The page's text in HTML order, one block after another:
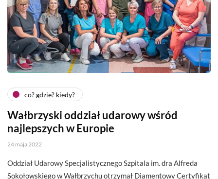
co? gdzie? kiedy?
Wałbrzyski oddział udarowy wśród
najlepszych w Europie
24 maja 2022
Oddział Udarowy Specjalistycznego Szpitala im. dra Alfreda
Sokołowskiego w Wałbrzychu otrzymał Diamentowy Certyfikat